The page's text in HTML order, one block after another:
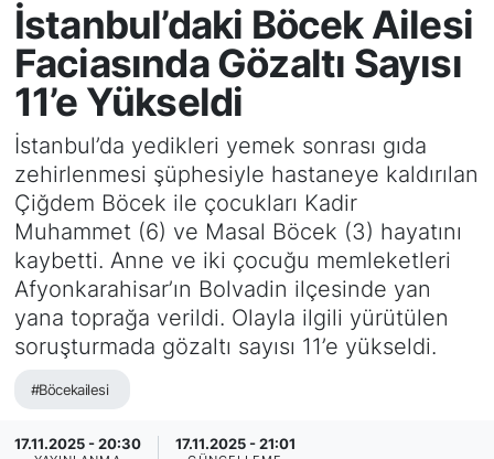
İstanbul’daki Böcek Ailesi
Faciasında Gözaltı Sayısı
11’e Yükseldi
İstanbul’da yedikleri yemek sonrası gıda
zehirlenmesi şüphesiyle hastaneye kaldırılan
Çiğdem Böcek ile çocukları Kadir
Muhammet (6) ve Masal Böcek (3) hayatını
kaybetti. Anne ve iki çocuğu memleketleri
Afyonkarahisar’ın Bolvadin ilçesinde yan
yana toprağa verildi. Olayla ilgili yürütülen
soruşturmada gözaltı sayısı 11’e yükseldi.
#Böcekailesi
17.11.2025 - 20:30 17.11.2025 - 21:01
HAMBURG
SPOR
DEUTSCH
EKONOMİ
SİYASET
SAĞLIK
Puan Durumu ve Fikstür
Tüm Manşetler
Son Dakika Haberleri
Haber Arşivi